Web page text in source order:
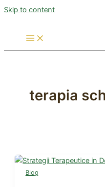
Skip to content
terapia
Blog